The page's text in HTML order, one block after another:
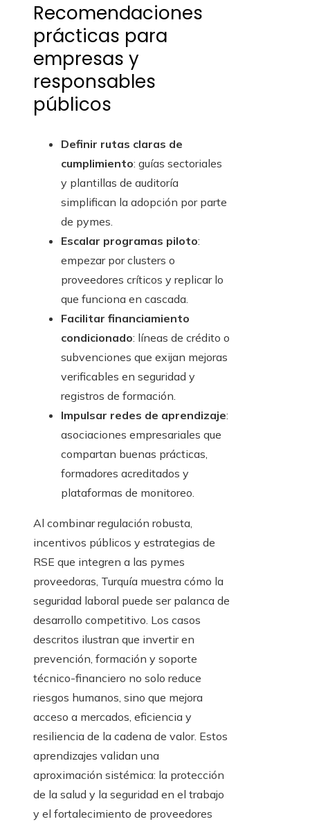
Recomendaciones
prácticas para
empresas y
responsables
públicos
Definir rutas claras de
cumplimiento: guías sectoriales
y plantillas de auditoría
simplifican la adopción por parte
de pymes.
Escalar programas piloto:
empezar por clusters o
proveedores críticos y replicar lo
que funciona en cascada.
Facilitar financiamiento
condicionado: líneas de crédito o
subvenciones que exijan mejoras
verificables en seguridad y
registros de formación.
Impulsar redes de aprendizaje:
asociaciones empresariales que
compartan buenas prácticas,
formadores acreditados y
plataformas de monitoreo.
Al combinar regulación robusta,
incentivos públicos y estrategias de
RSE que integren a las pymes
proveedoras, Turquía muestra cómo la
seguridad laboral puede ser palanca de
desarrollo competitivo. Los casos
descritos ilustran que invertir en
prevención, formación y soporte
técnico-financiero no solo reduce
riesgos humanos, sino que mejora
acceso a mercados, eficiencia y
resiliencia de la cadena de valor. Estos
aprendizajes validan una
aproximación sistémica: la protección
de la salud y la seguridad en el trabajo
y el fortalecimiento de proveedores